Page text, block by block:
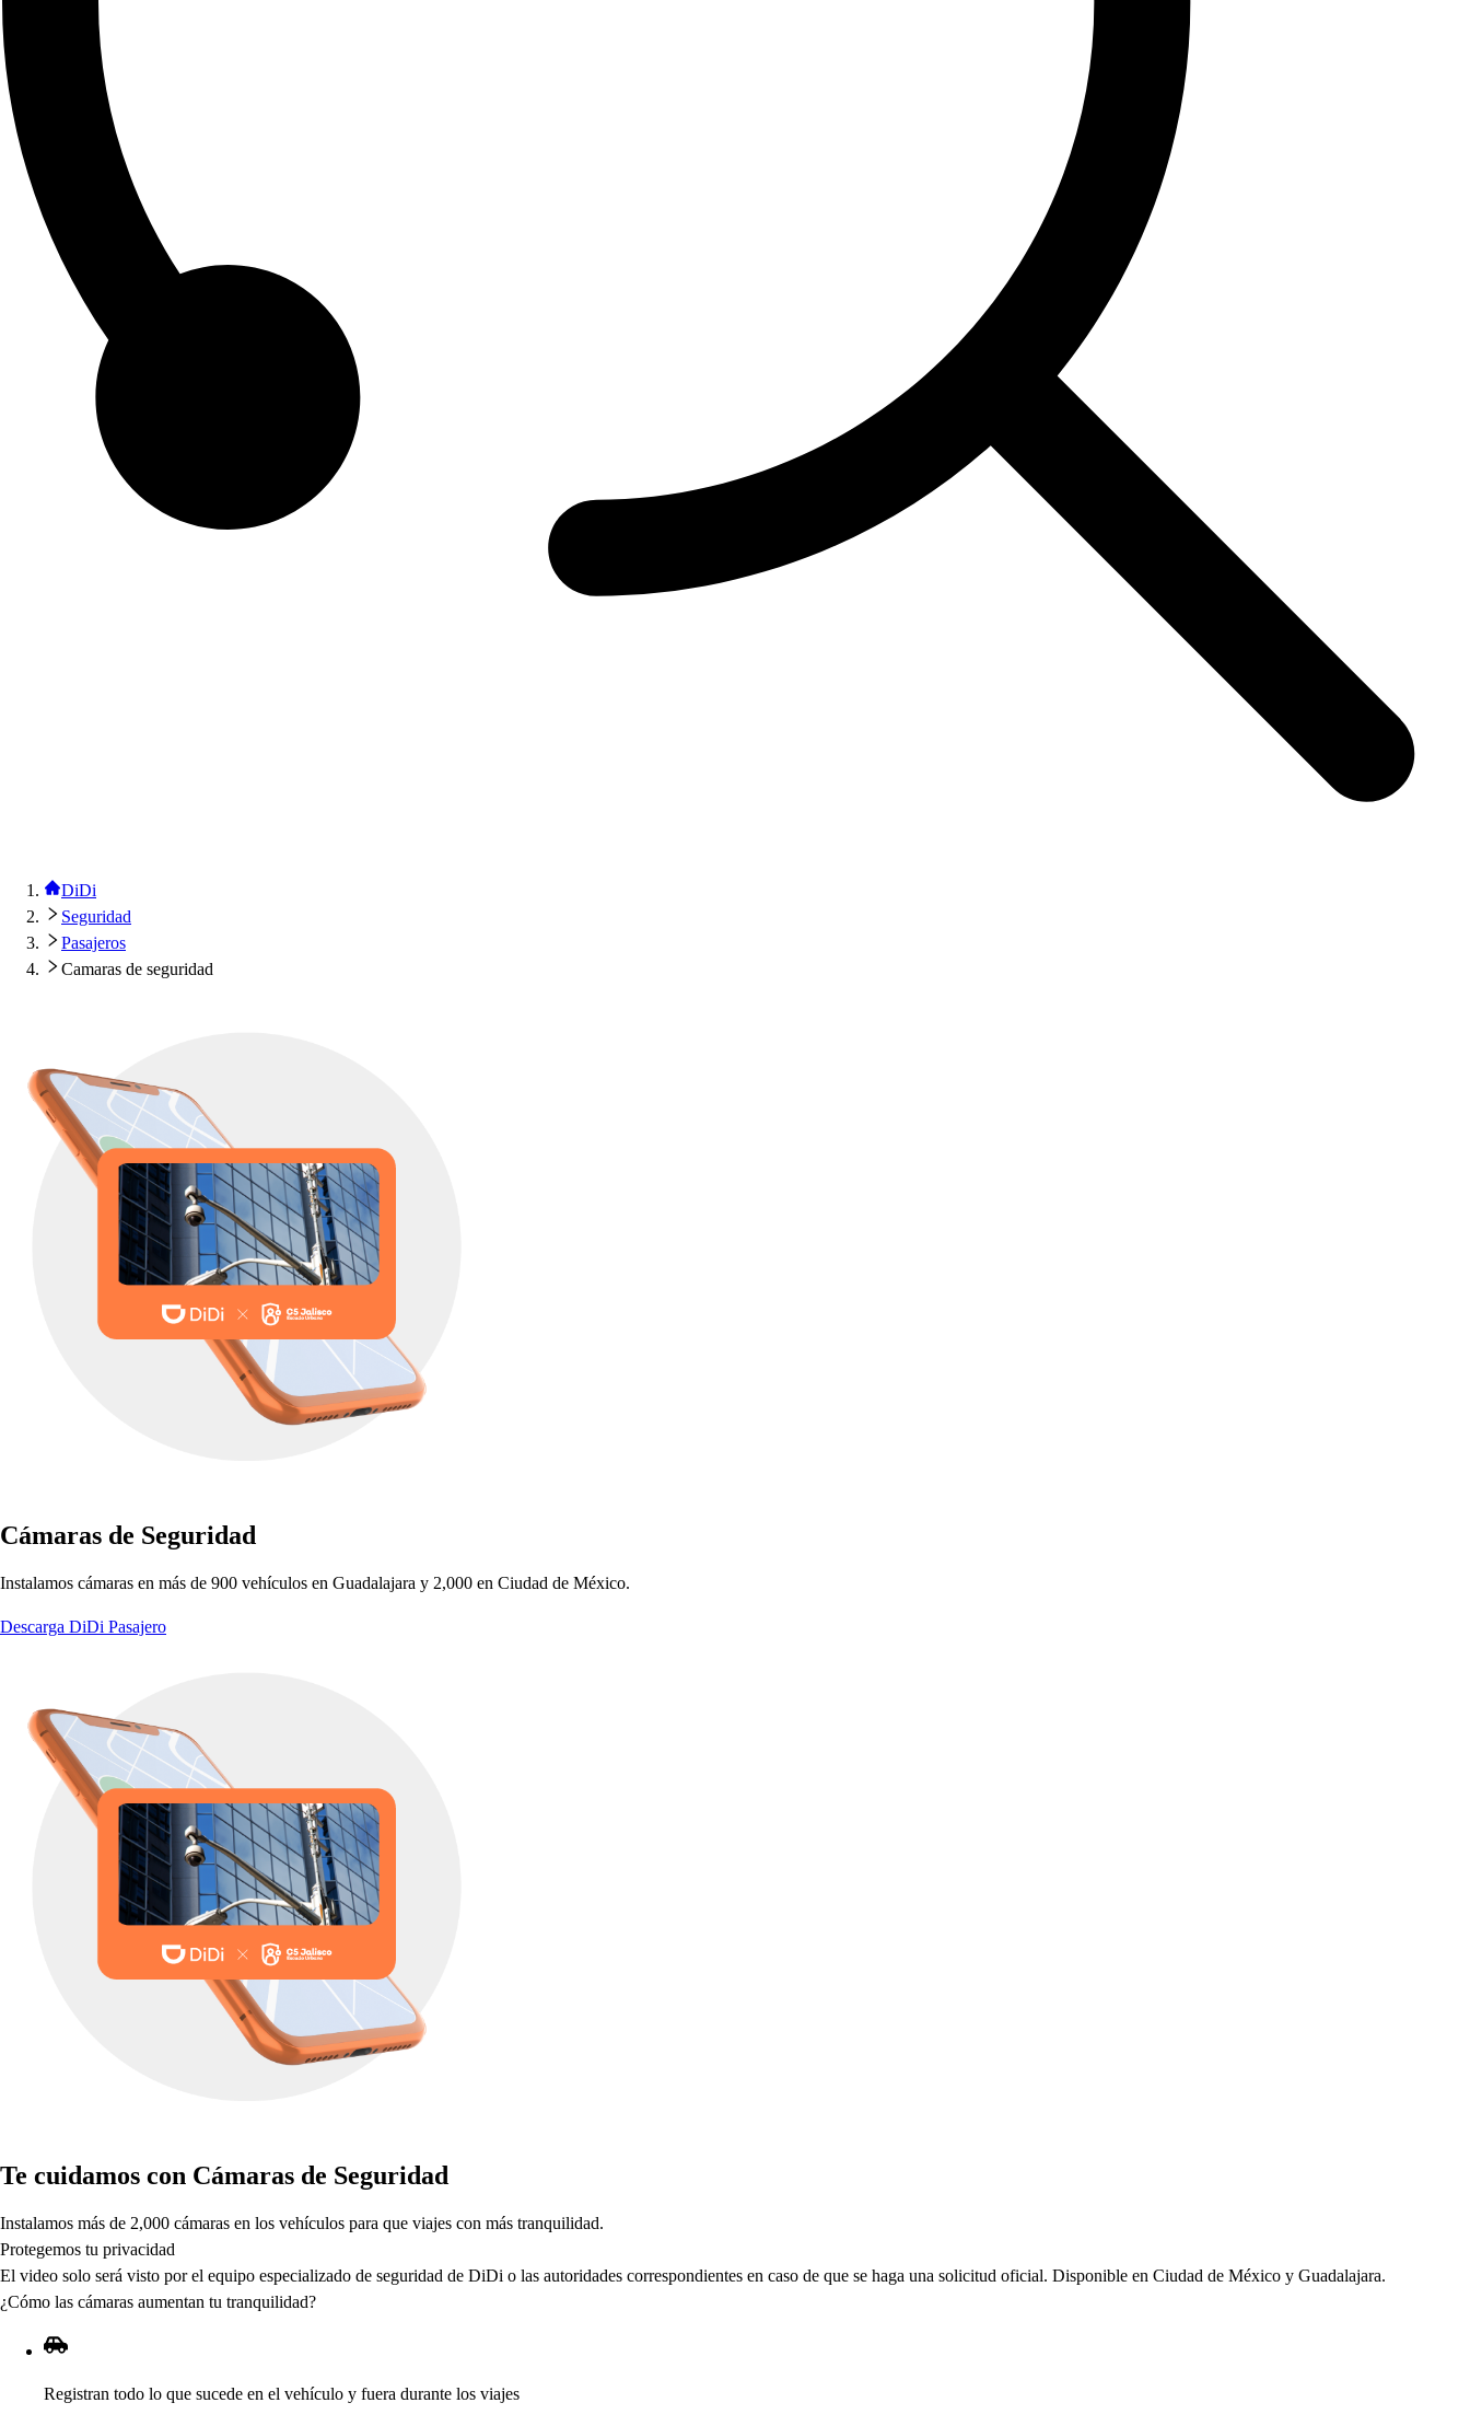
DiDi
Seguridad
Pasajeros
Camaras de seguridad
Cámaras de Seguridad
Instalamos cámaras en más de 900 vehículos en Guadalajara y 2,000 en Ciudad de México.
Descarga DiDi Pasajero
Te cuidamos con Cámaras de Seguridad
Instalamos más de 2,000 cámaras en los vehículos para que viajes con más tranquilidad.
Protegemos tu privacidad
El video solo será visto por el equipo especializado de seguridad de DiDi o las autoridades correspondientes en caso de que se haga una solicitud oficial. Disponible en Ciudad de México y Guadalajara.
¿Cómo las cámaras aumentan tu tranquilidad?
Registran todo lo que sucede en el vehículo y fuera durante los viajes